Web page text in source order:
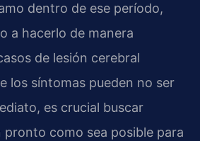
dentro de ese período,
a hacerlo de manera
de lesión cerebral
los síntomas pueden no ser
es crucial buscar
pronto como sea posible para